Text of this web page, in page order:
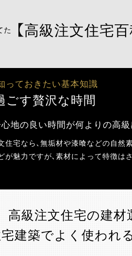
た 【高級注文住宅百
っておきたい基本知識
ごす贅沢な時間
地の良い時間が何よりの高
宅なら、無垢材や漆喰などの自
魅力ですが、素材によって特徴は
高級注文住宅の建
建築でよく使われ